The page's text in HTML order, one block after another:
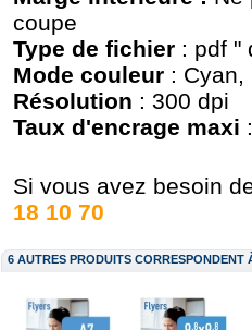
coupe
Type de fichier : pdf "
Mode couleur :
Résolution : 300 dpi
Taux d'encrage maxi
Si vous avez besoin
18 10 70
6 AUTRES PRODUITS CORRESPONDENT